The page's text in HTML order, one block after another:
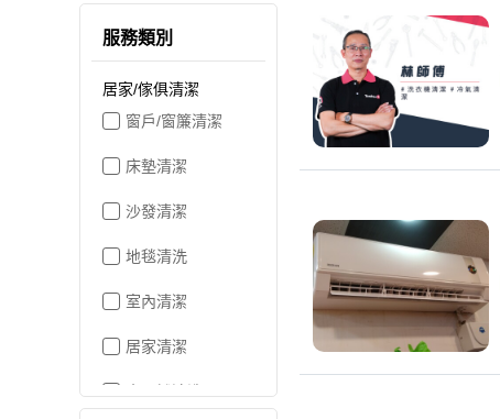
服務類別
居家/傢俱清潔
窗戶/窗簾清潔
床墊清潔
沙發清潔
地毯清洗
室內清潔
居家清潔